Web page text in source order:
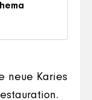
neue Karies